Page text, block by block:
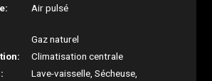
Air pulsé
Gaz naturel
Climatisation centrale
Lave-vaisselle, Sécheuse,